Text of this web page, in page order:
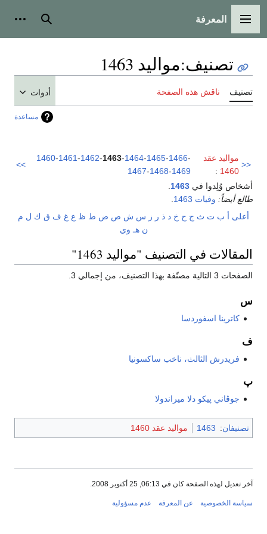
القائمة الرئيسية
المعرفة بحث
تصنيف:مواليد 1463
تصنيف ناقش هذه الصفحة أدوات
مساعدة
<<
مواليد عقد
1460
:
1460-1461-1462-1463-1464-1465-1466-
1467-1468-1469
>>
أشخاص وُلِدوا في 1463
طالع أيضاً: وفيات 1463
أعلى أ ب ت ث ج ح خ د ذ ر ز س ش ص ض ط ظ ع غ ف ق ك ل م
ن هـ وي
المقالات في التصنيف "مواليد 1463"
الصفحات 3 التالية مصنّفة بهذا التصنيف، من إجمالي 3.
س
كاترينا اسفوردسا
ف
فريدرش الثالث، ناخب ساكسونيا
پ
جوڤاني پيكو دلا ميراندولا
تصنيفان:
1463 مواليد عقد 1460
آخر تعديل لهذه الصفحة كان في 06:13, 25 أكتوبر 2008.
سياسة الخصوصية عن المعرفة عدم مسؤولية